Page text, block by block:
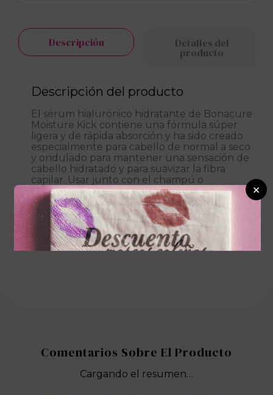
Descripción Detalles del
producto
Descripción del producto
El sérum hialurónico hidratante de Bonacure
Moisture Kick contiene una fórmula súper
ligera y de rápida absorción y ha sido creado
especialmente para cabello de normal a seco
y ondulado para mantener una sensación de
cabello hidratado y para suavizar la fibra
capilar. Usar junto con el champú o
acondicionador de Moisture Kick para unos
resultados óptimos. Producto vegano para el
cabello.
Cargando el resumen…
×